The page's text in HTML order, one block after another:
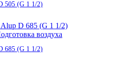
505 (G 1 1/2)
воздуха
685 (G 1 1/2)